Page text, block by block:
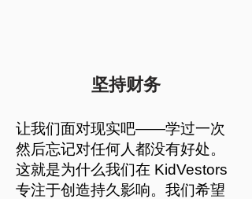
坚持财务
让我们面对现实吧——学过一次
然后忘记对任何人都没有好处。
这就是为什么我们在 KidVestors
专注于创造持久影响。我们希望